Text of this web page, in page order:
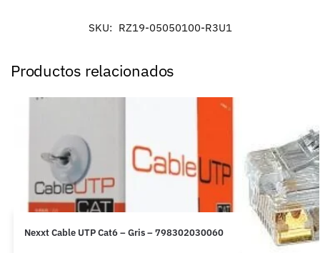
SKU: RZ19-05050100-R3U1
Productos relacionados
Nexxt Cable UTP Cat6 – Gris – 798302030060